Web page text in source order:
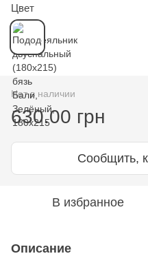
Цвет
Нет в наличии
630.00 грн
Сообщить,
В избранное
Описание